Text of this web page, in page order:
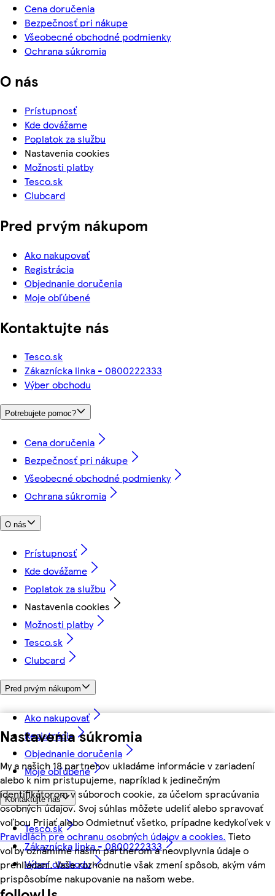
Nastavenia súkromia
My a našich 18 partnerov ukladáme informácie v zariadení
alebo k nim pristupujeme, napríklad k jedinečným
identifikátorom v súboroch cookie, za účelom spracúvania
osobných údajov. Svoj súhlas môžete udeliť alebo spravovať
voľbou Prijať alebo Odmietnuť všetko, prípadne kedykoľvek v
Pravidlách pre ochranu osobných údajov a cookies. Tieto
voľby oznámime našim partnerom a neovplyvnia údaje o
prehliadaní. Vaše rozhodnutie však zmení spôsob, akým vám
prispôsobíme nakupovanie na našom webe.
Cena doručenia
Bezpečnosť pri nákupe
Všeobecné obchodné podmienky
Ochrana súkromia
O nás
Prístupnosť
Kde dovážame
Poplatok za službu
Nastavenia cookies
Možnosti platby
Tesco.sk
Clubcard
Pred prvým nákupom
Ako nakupovať
Registrácia
Objednanie doručenia
Moje obľúbené
Kontaktujte nás
Tesco.sk
Zákaznícka linka - 0800222333
Výber obchodu
Potrebujete pomoc?
Cena doručenia
Bezpečnosť pri nákupe
Všeobecné obchodné podmienky
Ochrana súkromia
O nás
Prístupnosť
Kde dovážame
Poplatok za službu
Nastavenia cookies
Možnosti platby
Tesco.sk
Clubcard
Pred prvým nákupom
Ako nakupovať
Registrácia
Objednanie doručenia
Moje obľúbené
Kontaktujte nás
Tesco.sk
Zákaznícka linka - 0800222333
Výber obchodu